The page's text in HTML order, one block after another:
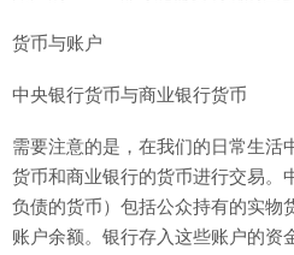
货币与账户
中央银行货币与商业银行货币
需要注意的是，在我们的日常生活
货币和商业银行的货币进行交易。
负债的货币）包括公众持有的实物
账户余额。银行存入这些账户的资